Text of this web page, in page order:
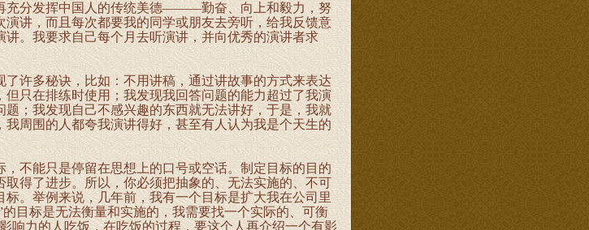
分发挥中国人的传统美德———勤奋、向上和毅力，努
讲，而且每次都要我的同学或朋友去旁听，给我反馈意
。我要求自己每个月去听演讲，并向优秀的演讲者求
多秘诀，比如：不用讲稿，通过讲故事的方式来表达
只在排练时使用；我发现我回答问题的能力超过了我演
；我发现自己不感兴趣的东西就无法讲好，于是，我就
周围的人都夸我演讲得好，甚至有人认为我是个天生的
能只是停留在思想上的口号或空话。制定目标的目的
得了进步。所以，你必须把抽象的、无法实施的、不可
。举例来说，几年前，我有一个目标是扩大我在公司里
目标是无法衡量和实施的，我需要找一个实际的、可衡
响力的人吃饭，在吃饭的过程，要这个人再介绍一个有影